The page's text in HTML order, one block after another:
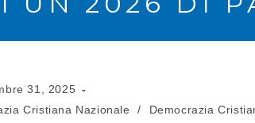
31, 2025
Cristiana Nazionale / Democrazia